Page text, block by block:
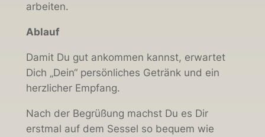
arbeiten.
Ablauf
Damit Du gut ankommen kannst, erwartet
Dich „Dein“ persönliches Getränk und ein
herzlicher Empfang.
Nach der Begrüßung machst Du es Dir
erstmal auf dem Sessel so bequem wie